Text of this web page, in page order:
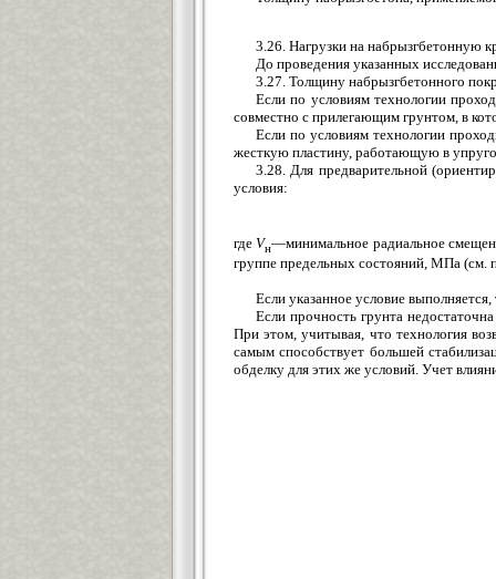
3.26. Нагрузки на набрызгбетонную
До проведения указанных
3.27. Толщину набрызгбетонного
Если по условиям технологии
совместно с прилегающим грунтом, в
Если по условиям технологии
жесткую пластину, работающую в
3.28. Для предварительной
условия:
гдеVн—минимальное радиальное
группе предельных состояний, МПа (см.
Если указанное условие
Если прочность грунта
При этом, учитывая, что технология
самым способствует большей
обделку для этих же условий. Учет